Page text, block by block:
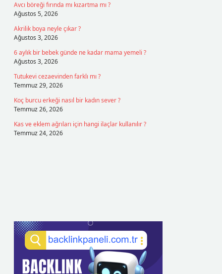
Avcı böreği fırında mı kızartma mı ?
Ağustos 5, 2026
Akrilik boya neyle çıkar ?
Ağustos 3, 2026
6 aylık bir bebek günde ne kadar mama yemeli ?
Ağustos 3, 2026
Tutukevi cezaevinden farklı mı ?
Temmuz 29, 2026
Koç burcu erkeği nasıl bir kadın sever ?
Temmuz 26, 2026
Kas ve eklem ağrıları için hangi ilaçlar kullanılır ?
Temmuz 24, 2026